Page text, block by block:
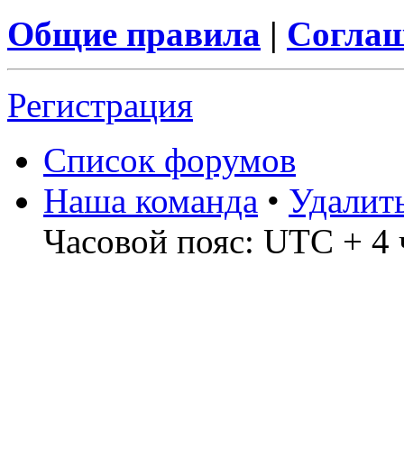
Общие правила |
Регистрация
Список форумов
Наша команда •
Часовой пояс: UTC + 4